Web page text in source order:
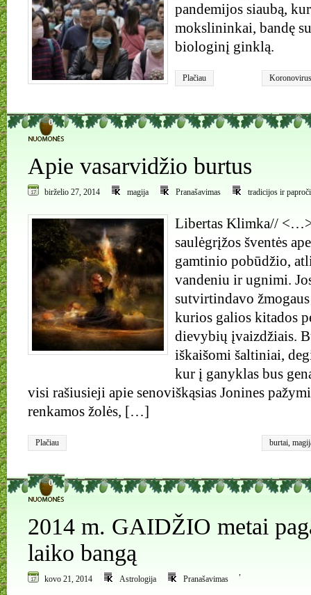
pandemijos siaubą,
mokslininkai, bandę
biologinį ginklą.
Plačiau
0
Apie vasarvidžio burtus
birželio 27, 2014 magija Pranašavimas tradicijos ir
Libertas Klimka//
saulėgrįžos šventės
gamtinio pobūdžio,
vandeniu ir ugnimi.
sutvirtindavo
kurios galios kitados
dievybių įvaizdžiais.
iškaišomi šaltiniai,
kur į ganyklas bus
visi rašiusieji apie senoviškąsias Jonines
renkamos žolės, […]
Plačiau burtai,
0
2014 m. GAIDŽIO metai
laiko bangą
kovo 21, 2014 Astrologija
,
Pranašavimas